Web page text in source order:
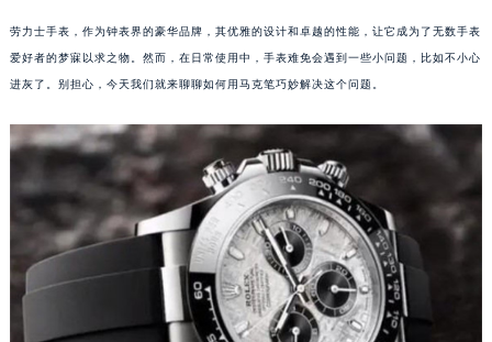
劳力士手表，作为钟表界的豪华品牌，其优雅的设计和卓越的性能，让它成为了无数手表
爱好者的梦寐以求之物。然而，在日常使用中，手表难免会遇到一些小问题，比如不小心
进灰了。别担心，今天我们就来聊聊如何用马克笔巧妙解决这个问题。